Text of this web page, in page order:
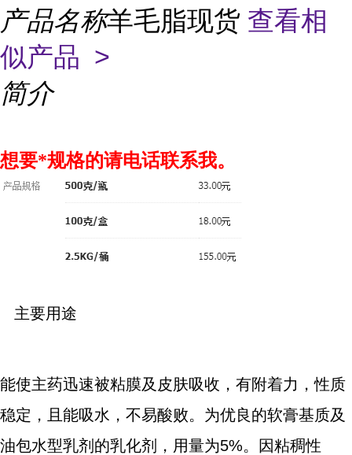
产品名称羊毛脂现货 查看相
似产品 >
简介
想要*规格的请电话联系我。
主要用途
能使主药迅速被粘膜及皮肤吸收，有附着力，性质
稳定，且能吸水，不易酸败。为优良的软膏基质及
油包水型乳剂的乳化剂，用量为5%。因粘稠性